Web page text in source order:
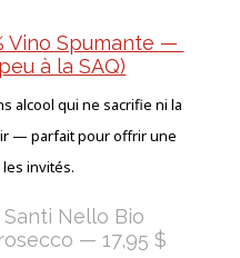
Vino Spumante —
à la SAQ)
alcool qui ne sacrifie ni la
— parfait pour offrir une
invités.
Santi Nello Bio
— 17,95 $